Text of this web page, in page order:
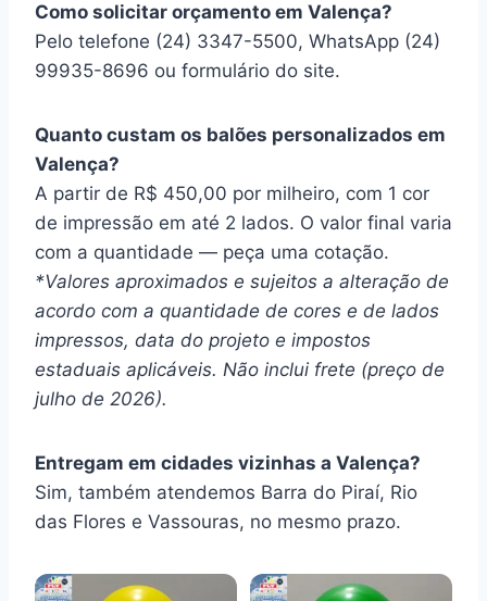
Como solicitar orçamento em Valença?
Pelo telefone (24) 3347-5500, WhatsApp (24)
99935-8696 ou formulário do site.
Quanto custam os balões personalizados em
Valença?
A partir de R$ 450,00 por milheiro, com 1 cor
de impressão em até 2 lados. O valor final varia
com a quantidade — peça uma cotação.
*Valores aproximados e sujeitos a alteração de
acordo com a quantidade de cores e de lados
impressos, data do projeto e impostos
estaduais aplicáveis. Não inclui frete (preço de
julho de 2026).
Entregam em cidades vizinhas a Valença?
Sim, também atendemos Barra do Piraí, Rio
das Flores e Vassouras, no mesmo prazo.